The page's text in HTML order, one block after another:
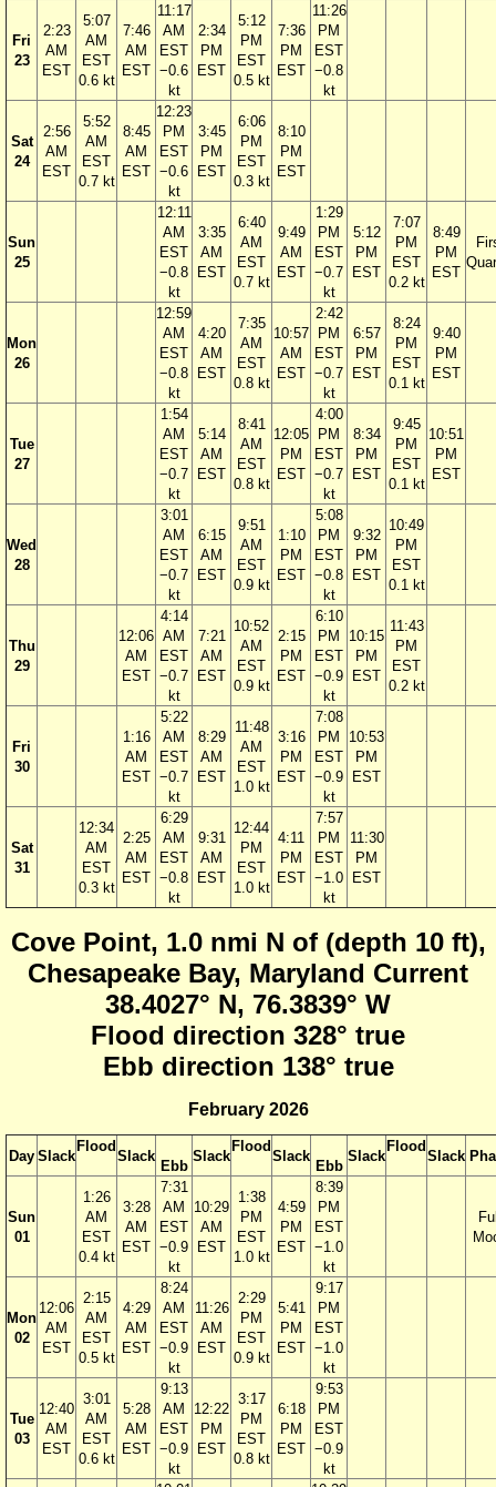
Fri
23
2:23
AM
EST
5:07
AM
EST
0.6 kt
7:46
AM
EST
11:17
AM
EST
−0.6
kt
2:34
PM
EST
5:12
PM
EST
0.5 kt
7:36
PM
EST
11:26
PM
EST
−0.8
kt
Sat
24
2:56
AM
EST
5:52
AM
EST
0.7 kt
8:45
AM
EST
12:23
PM
EST
−0.6
kt
3:45
PM
EST
6:06
PM
EST
0.3 kt
8:10
PM
EST
Sun
25
12:11
AM
EST
−0.8
kt
3:35
AM
EST
6:40
AM
EST
0.7 kt
9:49
AM
EST
1:29
PM
EST
−0.7
kt
5:12
PM
EST
7:07
PM
EST
0.2 kt
8:49
PM
EST
Mon
26
12:59
AM
EST
−0.8
kt
4:20
AM
EST
7:35
AM
EST
0.8 kt
10:57
AM
EST
2:42
PM
EST
−0.7
kt
6:57
PM
EST
8:24
PM
EST
0.1 kt
9:40
PM
EST
Tue
27
1:54
AM
EST
−0.7
kt
5:14
AM
EST
8:41
AM
EST
0.8 kt
12:05
PM
EST
4:00
PM
EST
−0.7
kt
8:34
PM
EST
9:45
PM
EST
0.1 kt
10:51
PM
EST
Wed
28
3:01
AM
EST
−0.7
kt
6:15
AM
EST
9:51
AM
EST
0.9 kt
1:10
PM
EST
5:08
PM
EST
−0.8
kt
9:32
PM
EST
10:49
PM
EST
0.1 kt
Thu
29
12:06
AM
EST
4:14
AM
EST
−0.7
kt
7:21
AM
EST
10:52
AM
EST
0.9 kt
2:15
PM
EST
6:10
PM
EST
−0.9
kt
10:15
PM
EST
11:43
PM
EST
0.2 kt
Fri
30
1:16
AM
EST
5:22
AM
EST
−0.7
kt
8:29
AM
EST
11:48
AM
EST
1.0 kt
3:16
PM
EST
7:08
PM
EST
−0.9
kt
10:53
PM
EST
Sat
31
12:34
AM
EST
0.3 kt
2:25
AM
EST
6:29
AM
EST
−0.8
kt
9:31
AM
EST
12:44
PM
EST
1.0 kt
4:11
PM
EST
7:57
PM
EST
−1.0
kt
11:30
PM
EST
Cove Point, 1.0 nmi N of (depth 10 ft),
Chesapeake Bay, Maryland Current
38.4027° N, 76.3839° W
Flood direction 328° true
Ebb direction 138° true
February 2026
Day Slack
Flood
Slack
Ebb
Slack
Flood
Slack
Ebb
Slack
Flood
Slack
Sun
01
1:26
AM
EST
0.4 kt
3:28
AM
EST
7:31
AM
EST
−0.9
kt
10:29
AM
EST
1:38
PM
EST
1.0 kt
4:59
PM
EST
8:39
PM
EST
−1.0
kt
Mon
02
12:06
AM
EST
2:15
AM
EST
0.5 kt
4:29
AM
EST
8:24
AM
EST
−0.9
kt
11:26
AM
EST
2:29
PM
EST
0.9 kt
5:41
PM
EST
9:17
PM
EST
−1.0
kt
Tue
03
12:40
AM
EST
3:01
AM
EST
0.6 kt
5:28
AM
EST
9:13
AM
EST
−0.9
kt
12:22
PM
EST
3:17
PM
EST
0.8 kt
6:18
PM
EST
9:53
PM
EST
−0.9
kt